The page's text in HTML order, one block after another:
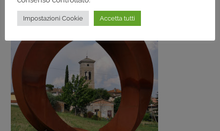
Impostazioni Cookie Accetta tutti